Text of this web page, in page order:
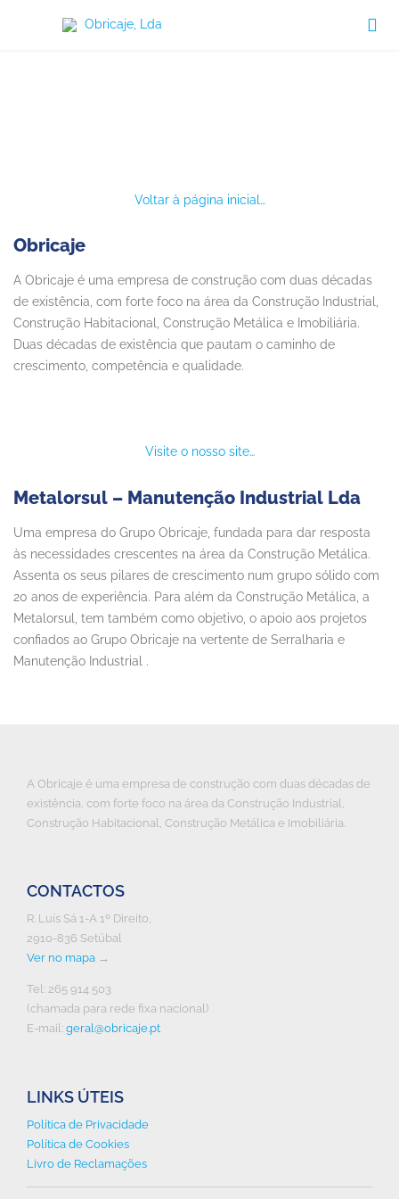

Voltar à página inicial…
Obricaje
A Obricaje é uma empresa de construção com duas décadas
de existência, com forte foco na área da Construção Industrial,
Construção Habitacional, Construção Metálica e Imobiliária.
Duas décadas de existência que pautam o caminho de
crescimento, competência e qualidade.
Visite o nosso site…
Metalorsul – Manutenção Industrial Lda
Uma empresa do Grupo Obricaje, fundada para dar resposta
às necessidades crescentes na área da Construção Metálica.
Assenta os seus pilares de crescimento num grupo sólido com
20 anos de experiência. Para além da Construção Metálica, a
Metalorsul, tem também como objetivo, o apoio aos projetos
confiados ao Grupo Obricaje na vertente de Serralharia e
Manutenção Industrial .
A Obricaje é uma empresa de construção com duas décadas de
existência, com forte foco na área da Construção Industrial,
Construção Habitacional, Construção Metálica e Imobiliária.
CONTACTOS
R. Luís Sá 1-A 1º Direito,
2910-836 Setúbal
Ver no mapa →
Tel: 265 914 503
(chamada para rede fixa nacional)
E-mail: geral@obricaje.pt
LINKS ÚTEIS
Política de Privacidade
Política de Cookies
Livro de Reclamações